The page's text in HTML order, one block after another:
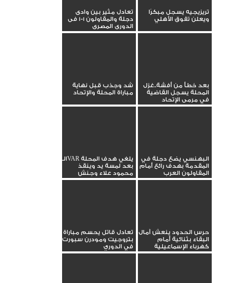
تريزيجيه يسجل مبكرًا
ويعلن تفوق الأهلي
تعادل مثير بين وادى
دجلة والمقاولون 1-1 فى
الدورى المصرى
بعد خطأ من أفشة..غزل
المحلة يسجل القاضية
في مرمى الإتحاد
شد وجذب قبل نهاية
مباراة المحلة والإتحاد
البهنسي يضع دجلة في
المقدمة بهدف رائع أمام
المقاولون العرب
الـVAR يلغي هدف المحلة
بعد لمسة يد وينقذ
محمود علاء وجنش
حرس الحدود ينعش آمال
البقاء بثنائية أمام
كهرباء الإسماعيلية
تعادل قاتل يحسم مباراة
بتروجيت ومودرن سبورت
في الدوري